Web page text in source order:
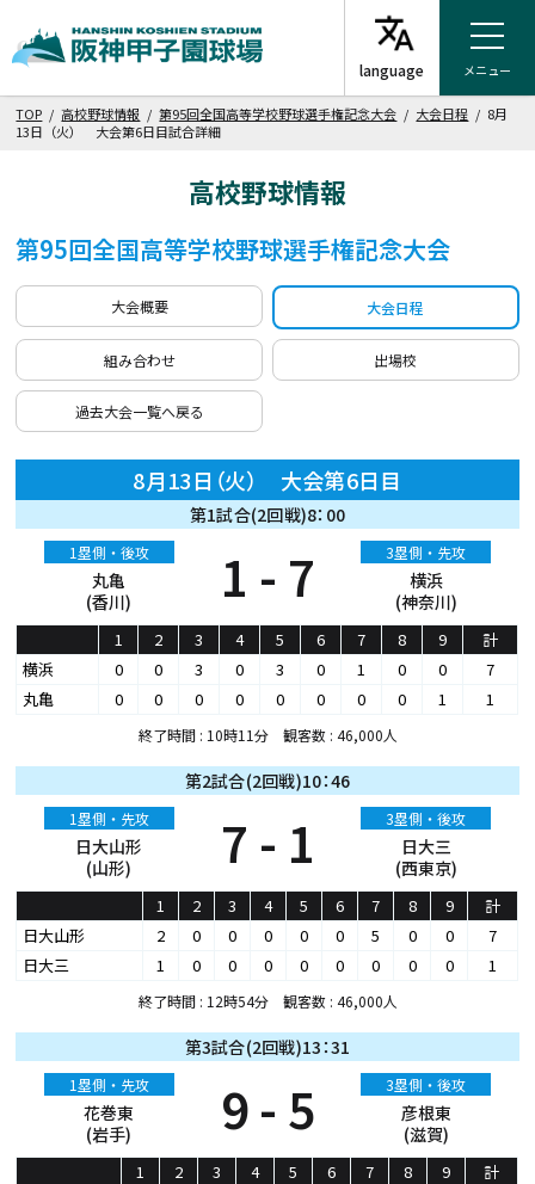
メニュー
TOP /高校野球情報 /第95回全国高等学校野球選手権記念大会 / 大会日程 / 8月
13日（火） 大会第6日目試合詳細
高校野球情報
第95回全国高等学校野球選手権記念大会
大会概要 大会日程
組み合わせ 出場校
過去大会一覧へ戻る
8月13日（火） 大会第6日目
第1試合(2回戦)8：00
1塁側・後攻
丸亀
(香川)
1 - 7 3塁側・先攻
横浜
(神奈川)
1 2 3 4 5 6 7 8 9
計
横浜
0 0 3 0 3 0 1 0 0
7
丸亀
0 0 0 0 0 0 0 0 1 1
終了時間 : 10時11分 観客数 : 46,000人
第2試合(2回戦)10：46
1塁側・先攻
日大山形
(山形)
7 - 1 3塁側・後攻
日大三
(西東京)
1 2 3 4 5 6 7 8 9
計
日大山形
2 0 0 0 0 0 5 0 0
7
日大三
1 0 0 0 0 0 0 0 0 1
終了時間 : 12時54分 観客数 : 46,000人
第3試合(2回戦)13：31
1塁側・先攻
花巻東
(岩手)
9 - 5 3塁側・後攻
彦根東
(滋賀)
1 2 3 4 5 6 7 8 9
計